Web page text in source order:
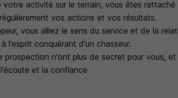
activité sur le terrain, vous êtes rattaché
vos actions et vos résultats.
vous alliez le sens du service et de la
l'esprit conquérant d'un chasseur.
prospection n'ont plus de secret pour vous,
et la confiance